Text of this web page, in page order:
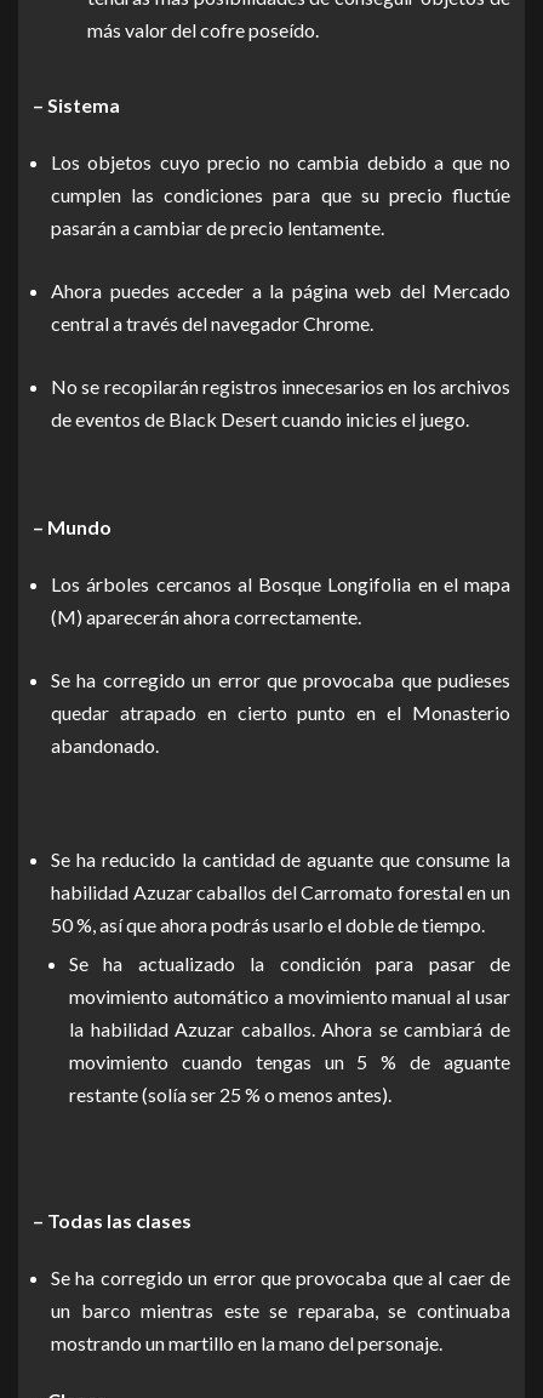
más valor del cofre poseído.
– Sistema
Los objetos cuyo precio no cambia debido a que no
cumplen las condiciones para que su precio fluctúe
pasarán a cambiar de precio lentamente.
Ahora puedes acceder a la página web del Mercado
central a través del navegador Chrome.
No se recopilarán registros innecesarios en los archivos
de eventos de Black Desert cuando inicies el juego.
– Mundo
Los árboles cercanos al Bosque Longifolia en el mapa
(M) aparecerán ahora correctamente.
Se ha corregido un error que provocaba que pudieses
quedar atrapado en cierto punto en el Monasterio
abandonado.
Se ha reducido la cantidad de aguante que consume la
habilidad Azuzar caballos del Carromato forestal en un
50 %, así que ahora podrás usarlo el doble de tiempo.
Se ha actualizado la condición para pasar de
movimiento automático a movimiento manual al usar
la habilidad Azuzar caballos. Ahora se cambiará de
movimiento cuando tengas un 5 % de aguante
restante (solía ser 25 % o menos antes).
– Todas las clases
Se ha corregido un error que provocaba que al caer de
un barco mientras este se reparaba, se continuaba
mostrando un martillo en la mano del personaje.